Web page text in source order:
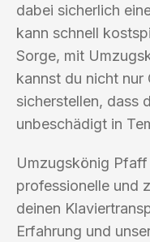
dabei sicherlich
kann schnell
Sorge, mit
kannst du nicht nur
sicherstellen, dass
unbeschädigt in
Umzugskönig
professionelle und
deinen
Erfahrung und